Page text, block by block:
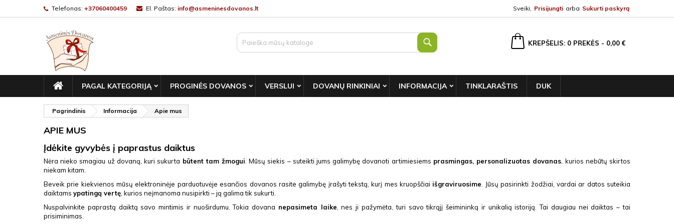
Telefonas: +37060400459 El. Paštas: info@asmeninesdovanos.lt Sveiki, Prisijungti arba Sukurti paskyrą
KREPŠELIS 0 PREKĖS - 0,00 €
PAGRINDINIS
PAGAL KATEGORIJĄ PROGINĖS DOVANOS VERSLUI DOVANŲ RINKINIAI INFORMACIJA TINKLARAŠTIS DUK
Pagrindinis Informacija Apie mus
APIE MUS
Įdėkite gyvybės į paprastus daiktus
Nėra nieko smagiau už dovaną, kuri sukurta būtent tam žmogui . Mūsų siekis – suteikti jums galimybę dovanoti artimiesiems prasmingas, personalizuotas dovanas , kurios nebūtų skirtos
niekam kitam.
Beveik prie kiekvienos mūsų elektroninėje parduotuvėje esančios dovanos rasite galimybę įrašyti tekstą, kurį mes kruopščiai išgraviruosime . Jūsų pasirinkti žodžiai, vardai ar datos suteikia
daiktams ypatingą vertę , kurios neįmanoma nusipirkti – ją galima tik sukurti.
Nuspalvinkite paprastą daiktą savo mintimis ir nuoširdumu. Tokia dovana nepasimeta laike , nes ji pažymėta, turi savo tikrąjį šeimininką ir unikalią istoriją. Tai daugiau nei daiktas – tai
prisiminimas.